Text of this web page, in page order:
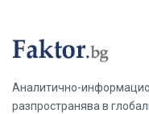
Аналитично-
разпространява в